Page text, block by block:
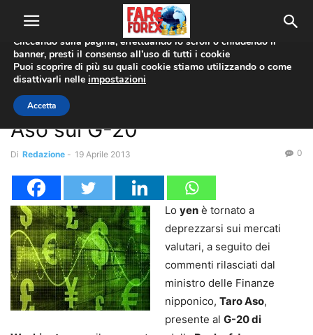
Home Boj
Boj Coppie Valute EUR/JPY USD/JPY
Yen in calo dopo commenti di
Aso sul G-20
Di Redazione - 19 Aprile 2013 0
Lo yen è tornato a
deprezzarsi sui mercati
valutari, a seguito dei
commenti rilasciati dal
ministro delle Finanze
nipponico, Taro Aso,
presente al G-20 di
Utilizziamo i cookie per offrirti la migliore esperienza sul nostro
sito web.
Cliccando sulla pagina, effettuando lo scroll o chiudendo il
banner, presti il consenso all’uso di tutti i cookie
Puoi scoprire di più su quali cookie stiamo utilizzando o come
disattivarli nelle impostazioni
Accetta